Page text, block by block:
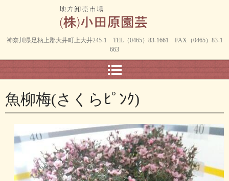
神奈川県足柄上郡大井町上大井245-1 TEL（0465）83-1661 FAX（0465）83-1
663
魚柳梅(さくらﾋﾟﾝｸ)